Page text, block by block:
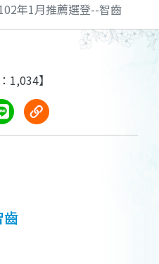
年1月推薦選登--智齒
1,034】
齒